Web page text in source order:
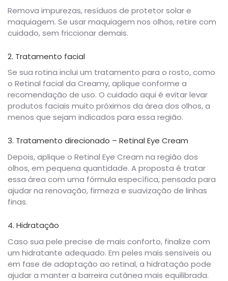
Remova impurezas, resíduos de protetor solar e
maquiagem. Se usar maquiagem nos olhos, retire com
cuidado, sem friccionar demais.
2. Tratamento facial
Se sua rotina inclui um tratamento para o rosto, como
o Retinal facial da Creamy, aplique conforme a
recomendação de uso. O cuidado aqui é evitar levar
produtos faciais muito próximos da área dos olhos, a
menos que sejam indicados para essa região.
3. Tratamento direcionado – Retinal Eye Cream
Depois, aplique o Retinal Eye Cream na região dos
olhos, em pequena quantidade. A proposta é tratar
essa área com uma fórmula específica, pensada para
ajudar na renovação, firmeza e suavização de linhas
finas.
4. Hidratação
Caso sua pele precise de mais conforto, finalize com
um hidratante adequado. Em peles mais sensíveis ou
em fase de adaptação ao retinal, a hidratação pode
ajudar a manter a barreira cutânea mais equilibrada.